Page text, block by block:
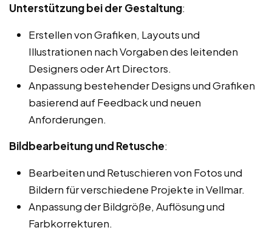
Unterstützung bei der Gestaltung:
Erstellen von Grafiken, Layouts und
Illustrationen nach Vorgaben des leitenden
Designers oder Art Directors.
Anpassung bestehender Designs und Grafiken
basierend auf Feedback und neuen
Anforderungen.
Bildbearbeitung und Retusche:
Bearbeiten und Retuschieren von Fotos und
Bildern für verschiedene Projekte in Vellmar.
Anpassung der Bildgröße, Auflösung und
Farbkorrekturen.